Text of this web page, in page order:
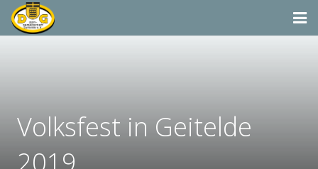
Aktivitäten
Dorfgemeinschaft & Co.
Volksfest in Geitelde